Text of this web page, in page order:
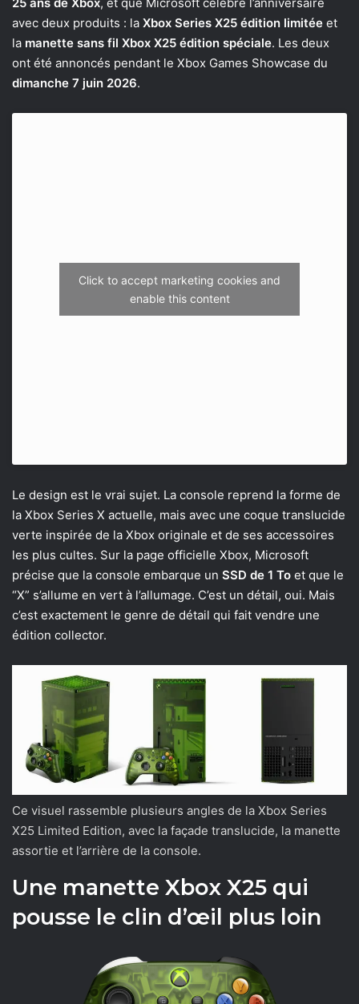
25 ans de Xbox, et que Microsoft célèbre l’anniversaire
avec deux produits : la Xbox Series X25 édition limitée et
la manette sans fil Xbox X25 édition spéciale. Les deux
ont été annoncés pendant le Xbox Games Showcase du
dimanche 7 juin 2026.
Click to accept marketing cookies and
enable this content
Le design est le vrai sujet. La console reprend la forme de
la Xbox Series X actuelle, mais avec une coque translucide
verte inspirée de la Xbox originale et de ses accessoires
les plus cultes. Sur la page officielle Xbox, Microsoft
précise que la console embarque un SSD de 1 To et que le
“X” s’allume en vert à l’allumage. C’est un détail, oui. Mais
c’est exactement le genre de détail qui fait vendre une
édition collector.
Ce visuel rassemble plusieurs angles de la Xbox Series
X25 Limited Edition, avec la façade translucide, la manette
assortie et l’arrière de la console.
Une manette Xbox X25 qui
pousse le clin d’œil plus loin